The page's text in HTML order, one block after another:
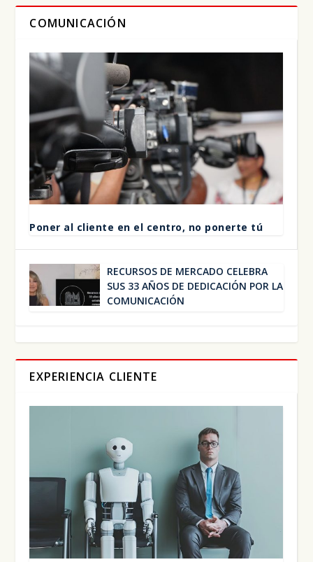
COMUNICACIÓN
Poner al clien­te en el cen­tro, no poner­te tú
RECUR­SOS DE MER­CA­DO CELE­BRA
SUS 33 AÑOS DE DEDI­CA­CIÓN POR LA
COMU­NI­CA­CIÓN
EXPERIENCIA CLIENTE